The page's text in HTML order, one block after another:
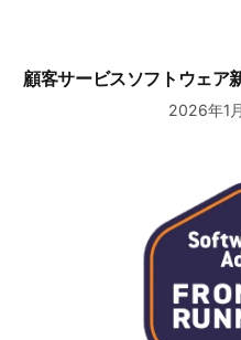
顧客サービスソフトウェア
2026年1